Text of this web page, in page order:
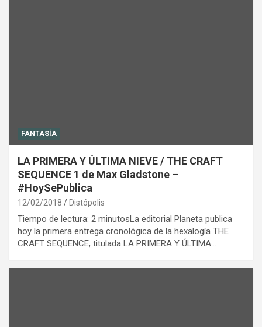
FANTASÍA
LA PRIMERA Y ÚLTIMA NIEVE / THE CRAFT
SEQUENCE 1 de Max Gladstone –
#HoySePublica
12/02/2018 Distópolis
Tiempo de lectura: 2 minutosLa editorial Planeta publica
hoy la primera entrega cronológica de la hexalogía THE
CRAFT SEQUENCE, titulada LA PRIMERA Y ÚLTIMA…